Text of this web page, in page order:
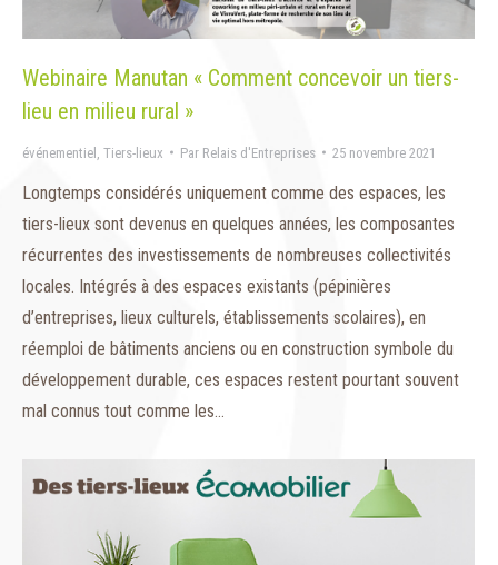
Webinaire Manutan « Comment concevoir un tiers-
lieu en milieu rural »
événementiel Tiers-lieux Par Relais d'Entreprises 25 novembre 2021
Longtemps considérés uniquement comme des espaces, les
tiers-lieux sont devenus en quelques années, les composantes
récurrentes des investissements de nombreuses collectivités
locales. Intégrés à des espaces existants (pépinières
d’entreprises, lieux culturels, établissements scolaires), en
réemploi de bâtiments anciens ou en construction symbole du
développement durable, ces espaces restent pourtant souvent
mal connus tout comme les…